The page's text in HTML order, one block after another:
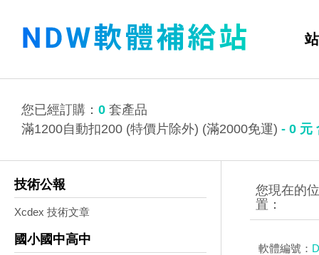
您已經訂購： 0 套產品
滿1200自動扣200 (特價片除外) (滿2000免運) - 0 元
技術公報
Xcdex 技術文章
國小國中高中
軟體編號：